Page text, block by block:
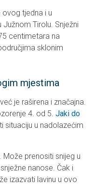
ovog tjedna i u
Južnom Tirolu. Snježni
centimetara na
sklonim
mjestima
je raširena i značajna.
4. od 5. Jaki do
situaciju u nadolazećim
prenositi snijeg u
nanose. Čak i
izazvati lavinu u ovo